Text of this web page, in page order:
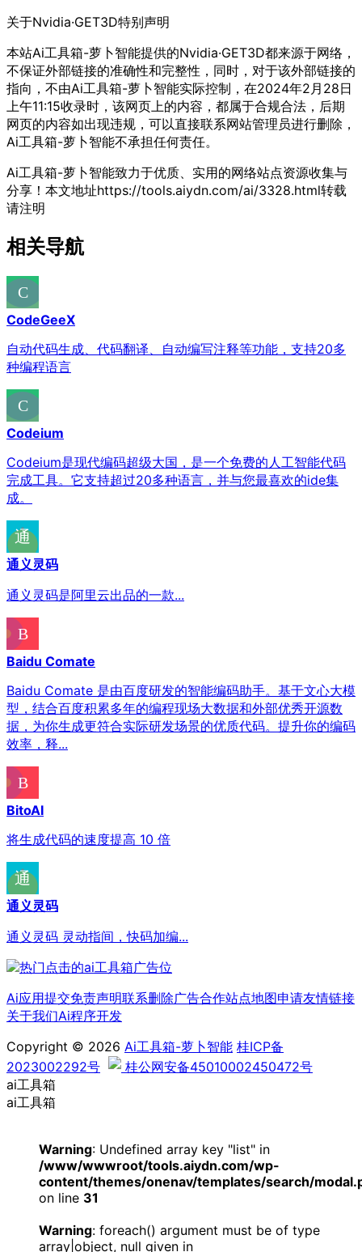
关于Nvidia·GET3D特别声明
本站Ai工具箱-萝卜智能提供的Nvidia·GET3D都来源于网络，
不保证外部链接的准确性和完整性，同时，对于该外部链接的
指向，不由Ai工具箱-萝卜智能实际控制，在2024年2月28日
上午11:15收录时，该网页上的内容，都属于合规合法，后期
网页的内容如出现违规，可以直接联系网站管理员进行删除，
Ai工具箱-萝卜智能不承担任何责任。
Ai工具箱-萝卜智能致力于优质、实用的网络站点资源收集与
分享！ 本文地址https://tools.aiydn.com/ai/3328.html转载
请注明
相关导航
CodeGeeX
自动代码生成、代码翻译、自动编写注释等功能，支持20多
种编程语言
Codeium
Codeium是现代编码超级大国，是一个免费的人工智能代码
完成工具。它支持超过20多种语言，并与您最喜欢的ide集
成。
通义灵码
通义灵码是阿里云出品的一款...
Baidu Comate
Baidu Comate 是由百度研发的智能编码助手。基于文心大模
型，结合百度积累多年的编程现场大数据和外部优秀开源数
据，为你生成更符合实际研发场景的优质代码。提升你的编码
效率，释...
BitoAI
将生成代码的速度提高 10 倍
通义灵码
通义灵码 灵动指间，快码加编...
Ai应用提交免责声明联系删除广告合作站点地图申请友情链接
关于我们Ai程序开发
Copyright © 2026 Ai工具箱-萝卜智能 桂ICP备
2023002292号
桂公网安备45010002450472号
ai工具箱
ai工具箱
Warning: Undefined array key "list" in
/www/wwwroot/tools.aiydn.com/wp-
content/themes/onenav/templates/search/
on line 31
Warning: foreach() argument must be of type
array|object, null given in